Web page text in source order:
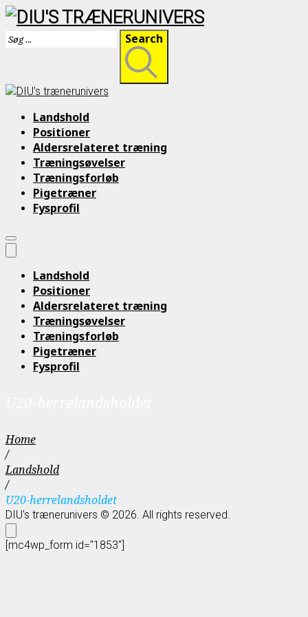
Skip
Search
Landshold
Positioner
Aldersrelateret træning
Træningsøvelser
Træningsforløb
Pigetræner
Fysprofil
Landshold
Positioner
Aldersrelateret træning
Træningsøvelser
Træningsforløb
Pigetræner
Fysprofil
Home
/
Landshold
/
U20-herrelandsholdet
DIU's trænerunivers © 2026. All rights reserved.
[mc4wp_form id="1853"]